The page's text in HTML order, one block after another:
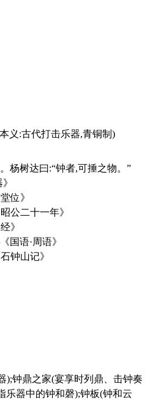
:本义:古代打击乐器,青铜制)
树达曰:“钟者,可捶之物。”
位》
公二十一年》
》
语·周语》
钟山记》
乐器中的钟和磬);钟板(钟和云